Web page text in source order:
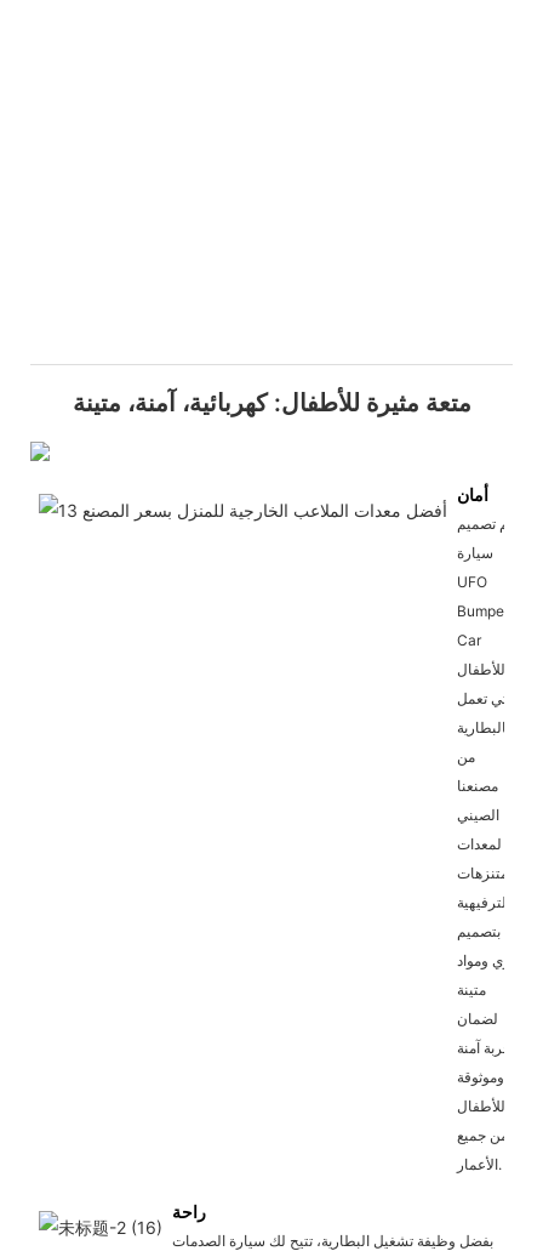
متعة مثيرة للأطفال: كهربائية، آمنة، متينة
أمان
تم تصميم
سيارة
UFO
Bumper
Car
للأطفال
التي تعمل
بالبطارية
من
مصنعنا
الصيني
لمعدات
المتنزهات
الترفيهية
بتصميم
قوي ومواد
متينة
لضمان
تجربة آمنة
وموثوقة
للأطفال
من جميع
الأعمار.
راحة
بفضل وظيفة تشغيل البطارية، تتيح لك سيارة الصدمات